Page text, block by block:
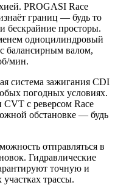
PROGASI Race
границ — будь то
бескрайние просторы.
одноцилиндровый
балансирным валом,
мин.
система зажигания CDI
погодных условиях.
CVT с реверсом Race
обстановке — будь
отправляться в
Гидравлические
точную и
трассы.